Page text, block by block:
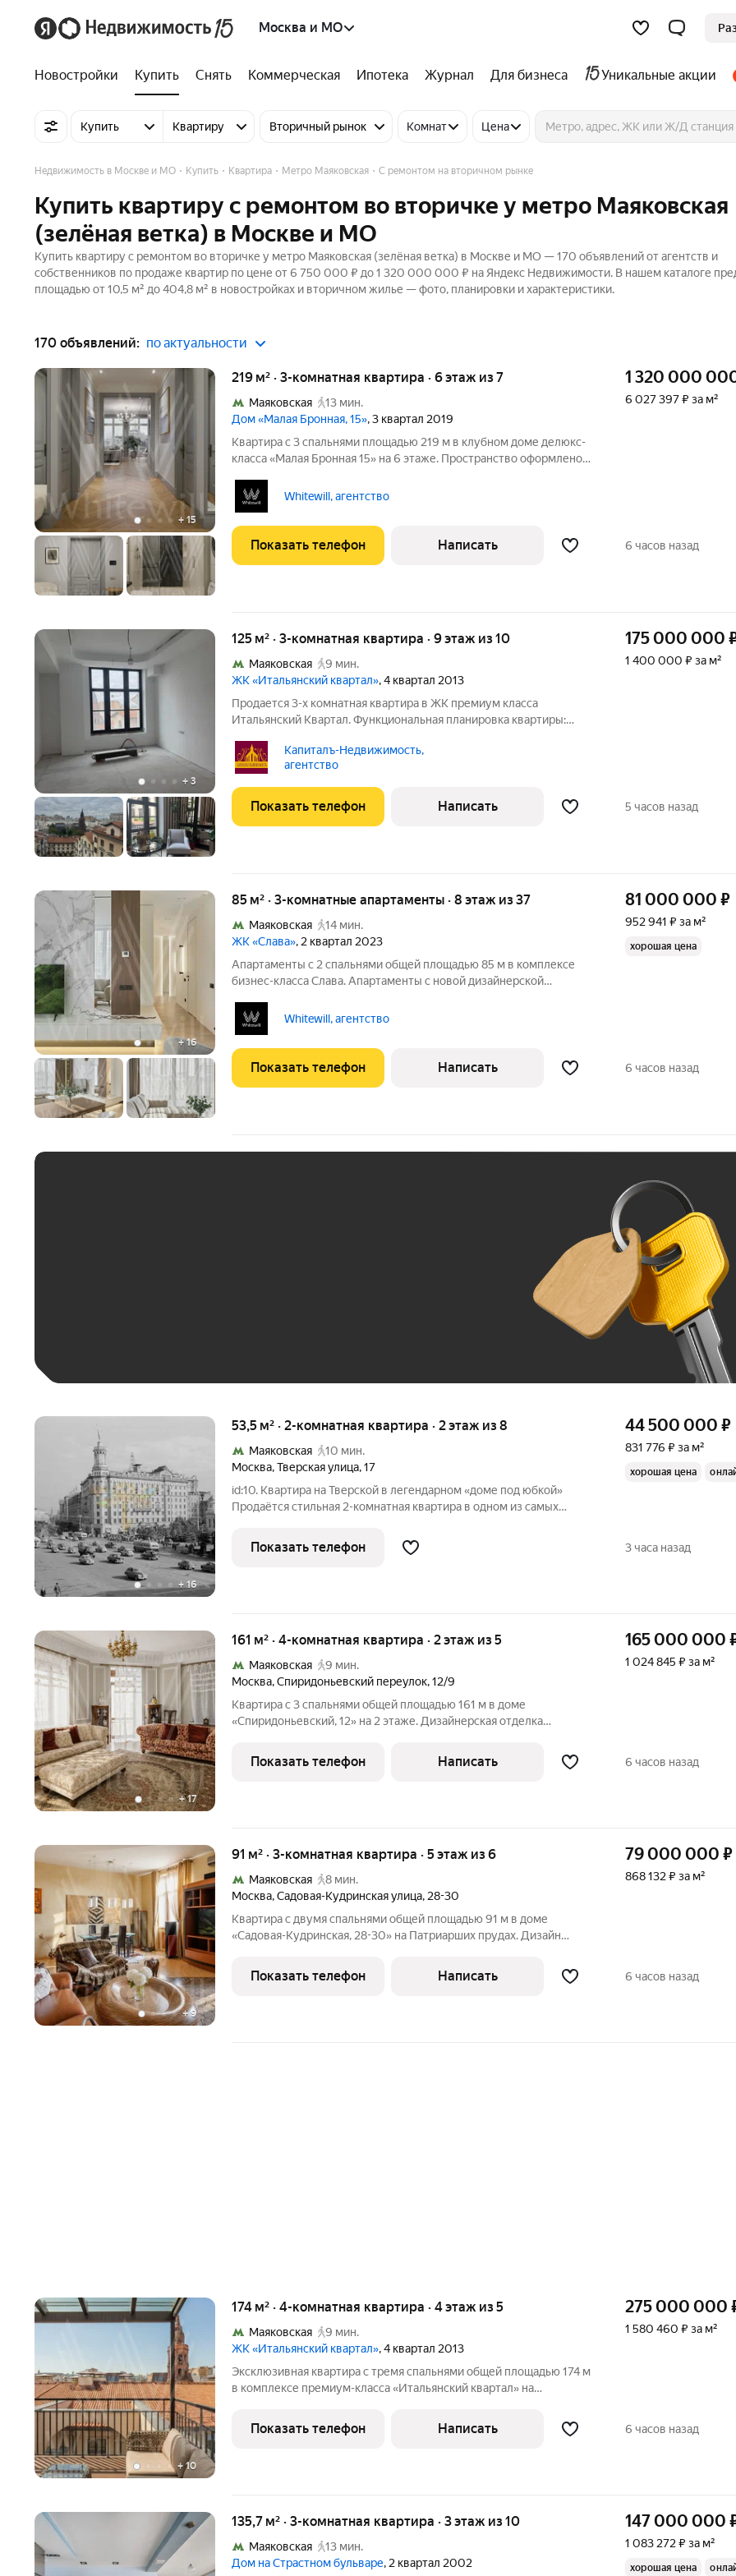
Москва и МО
Новостройки Купить Снять Коммерческая Ипотека Журнал Для бизнеса Уникальные акции
Купить Квартиру Вторичный рынок Комнат Цена
Недвижимость в Москве и МО Купить Квартира Метро Маяковская С ремонтом на вторичном рынке
Купить квартиру с ремонтом во вторичке у метро Маяковская
(зелёная ветка) в Москве и МО
Купить квартиру с ремонтом во вторичке у метро Маяковская (зелёная ветка) в Москве и МО — 170 объявлений от агентств и
собственников по продаже квартир по цене от 6 750 000 ₽ до 1 320 000 000 ₽ на Яндекс Недвижимости. В нашем каталоге
площадью от 10,5 м² до 404,8 м² в новостройках и вторичном жилье — фото, планировки и характеристики.
170 объявлений: по актуальности
+15
219 м² · 3-комнатная квартира · 6 этаж из 7
Маяковская
13 мин.
Дом «Малая Бронная, 15», 3 квартал 2019
Квартира с 3 спальнями площадью 219 м в клубном доме делюкс-
класса «Малая Бронная 15» на 6 этаже. Пространство оформлено в
каждая деталь продумана для вашего комфорта. Стильная мебель,
Whitewill, агентство
1 320 000
6 027 397 ₽ за м²
Показать телефон Написать 6 часов назад
+ 3
125 м² · 3-комнатная квартира · 9 этаж из 10
Маяковская
9 мин.
ЖК «Итальянский квартал», 4 квартал 2013
Продается 3-х комнатная квартира в ЖК премиум класса
Итальянский Квартал. Функциональная планировка квартиры:
спальня с лоджией и со своей ванной и гардеробной комнатами,
вторая спальня и
Капиталъ-Недвижимость,
агентство
175 000 000
1 400 000 ₽ за м²
Показать телефон Написать 5 часов назад
+16
85 м² · 3-комнатные апартаменты · 8 этаж из 37
Маяковская
14 мин.
ЖК «Слава», 2 квартал 2023
Апартаменты с 2 спальнями общей площадью 85 м в комплексе
бизнес-класса Слава. Апартаменты с новой дизайнерской
включает просторную кухню-гостиную, 2 спальни, две ванные
комнаты, гардеробную
Whitewill, агентство
81 000 000 ₽
952 941 ₽ за м²
хорошая цена
Показать телефон Написать 6 часов назад
+16
53,5 м² · 2-комнатная квартира · 2 этаж из 8
Маяковская
10 мин.
Москва,Тверская улица,17
id:10. Квартира на Тверской в легендарном «доме под юбкой»
Продаётся стильная 2-комнатная квартира в одном из самых
17. Это редкий формат для тех, кто хочет жить не просто в центре,
44 500 000 ₽
831 776 ₽ за м²
хорошая цена
Показать телефон 3 часа назад
+17
161 м² · 4-комнатная квартира · 2 этаж из 5
Маяковская
9 мин.
Москва,Спиридоньевский переулок,12/9
Квартира с 3 спальнями общей площадью 161 м в доме
«Спиридоньевский, 12» на 2 этаже. Дизайнерская отделка
декоративными молдингами, венчающими карнизами и лепниной.
На полу выложен паркет из дуба.
165 000 000
1 024 845 ₽ за м²
Показать телефон Написать 6 часов назад
+9
91 м² · 3-комнатная квартира · 5 этаж из 6
Маяковская
8 мин.
Москва,Садовая-Кудринская улица, 28-30
Квартира с двумя спальнями общей площадью 91 м в доме
«Садовая-Кудринская, 28-30» на Патриарших прудах. Дизайн
гостиная, две спальни, ванная комната с окном, санузел с душем,
холл. Квартира
79 000 000 ₽
868 132 ₽ за м²
Показать телефон Написать 6 часов назад
+10
174 м² · 4-комнатная квартира · 4 этаж из 5
Маяковская
9 мин.
ЖК «Итальянский квартал», 4 квартал 2013
Эксклюзивная квартира с тремя спальнями общей площадью 174 м
в комплексе премиум-класса «Итальянский квартал» на
торцевой части дома. Это настоящая находка для тех, кто ценит
комфорт и
275 000 000
1 580 460 ₽ за м²
Показать телефон Написать 6 часов назад
135,7 м² · 3-комнатная квартира · 3 этаж из 10
Маяковская
13 мин.
Дом на Страстном бульваре, 2 квартал 2002
147 000 000
1 083 272 ₽ за м²
хорошая цена